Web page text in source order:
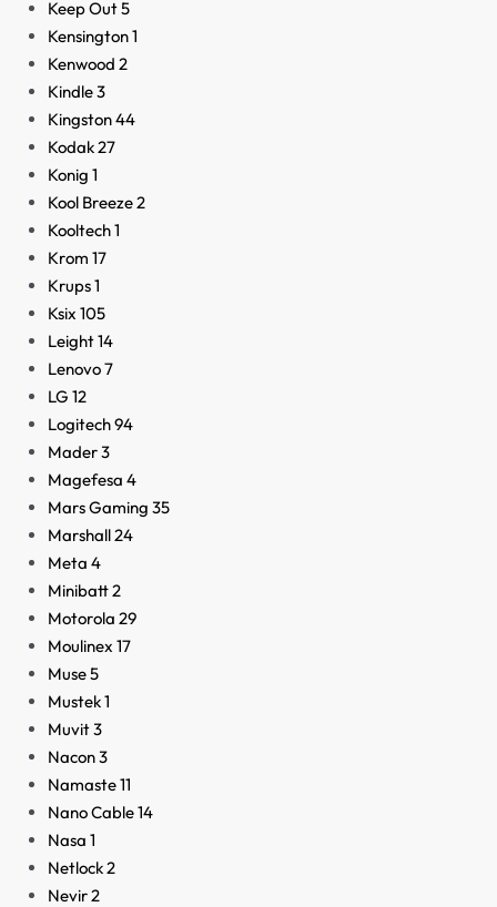
Keep Out5
Kensington1
Kenwood 2
Kindle3
Kingston44
Kodak27
Konig 1
Kool Breeze2
Kooltech1
Krom 17
Krups1
Ksix 105
Leight14
Lenovo7
LG 12
Logitech94
Mader3
Magefesa 4
Mars Gaming 35
Marshall24
Meta 4
Minibatt2
Motorola 29
Moulinex 17
Muse5
Mustek1
Muvit3
Nacon3
Namaste11
Nano Cable14
Nasa 1
Netlock2
Nevir2